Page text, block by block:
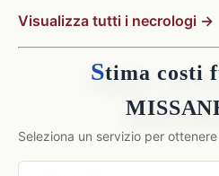
Visualizza tutti i necrologi →
Stima costi
Seleziona un servizio per